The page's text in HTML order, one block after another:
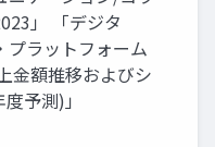
」 「デジタ
プラットフォーム
金額推移およびシ
予測)」